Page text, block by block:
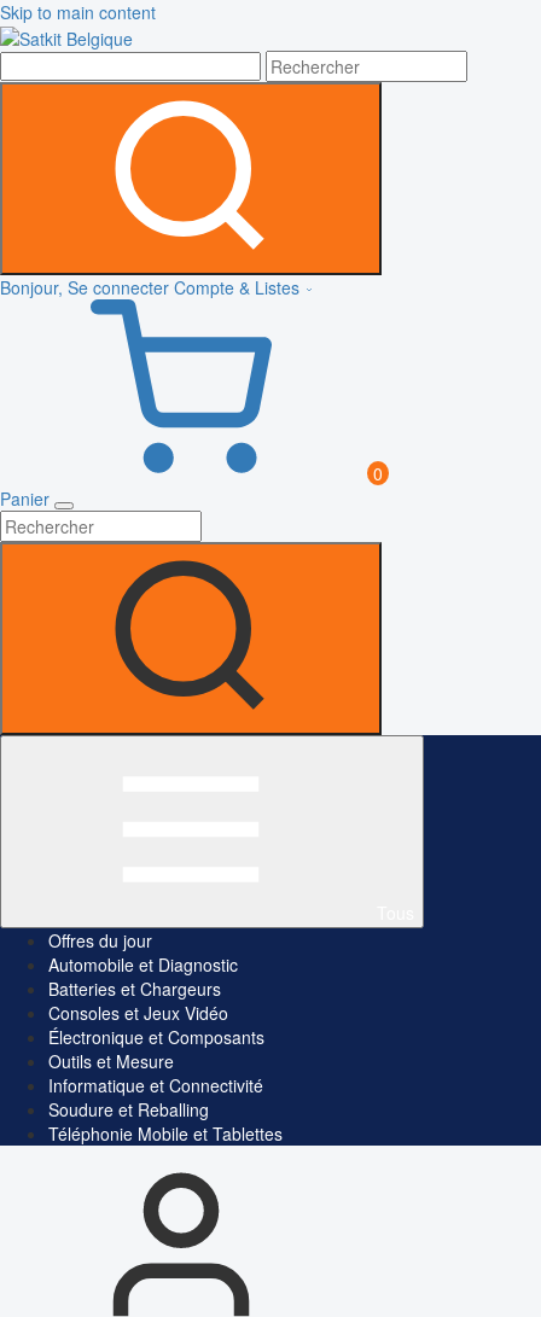
Skip to main content
Bonjour, Se connecter Compte & Listes
0
Panier
Offres du jour
Automobile et Diagnostic
Batteries et Chargeurs
Consoles et Jeux Vidéo
Électronique et Composants
Outils et Mesure
Informatique et Connectivité
Soudure et Reballing
Téléphonie Mobile et Tablettes